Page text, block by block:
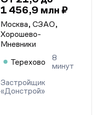
1 456,9 млн ₽
Москва, СЗАО,
Хорошево-
Мневники
Терехово
8
минут
Застройщик
«Донстрой»